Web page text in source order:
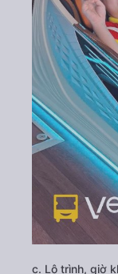
c. Lộ trình, giờ